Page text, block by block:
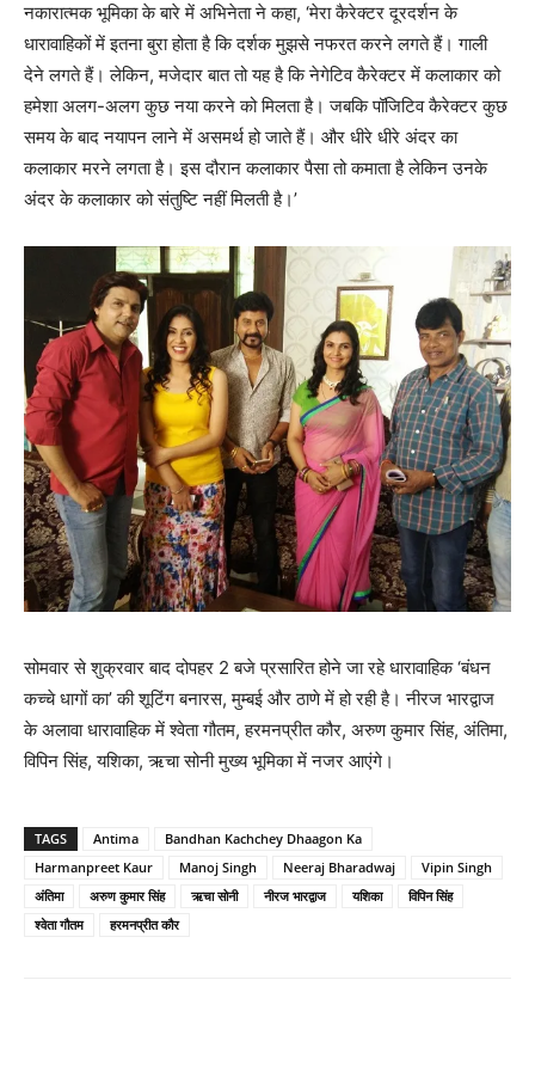
नकारात्‍मक भूमिका के बारे में अभिनेता ने कहा, ‘मेरा कैरेक्टर दूरदर्शन के
धारावाहिकों में इतना बुरा होता है कि दर्शक मुझसे नफरत करने लगते हैं। गाली
देने लगते हैं। लेकिन, मजेदार बात तो यह है कि नेगेटिव कैरेक्टर में कलाकार को
हमेशा अलग-अलग कुछ नया करने को मिलता है। जबकि पॉजिटिव कैरेक्‍टर कुछ
समय के बाद नयापन लाने में असमर्थ हो जाते हैं। और धीरे धीरे अंदर का
कलाकार मरने लगता है। इस दौरान कलाकार पैसा तो कमाता है लेकिन उनके
अंदर के कलाकार को संतुष्टि नहीं मिलती है।’
सोमवार से शुक्रवार बाद दोपहर 2 बजे प्रसारित होने जा रहे धारावाहिक ‘बंधन
कच्चे धागों का’ की शूटिंग बनारस, मुम्बई और ठाणे में हो रही है। नीरज भारद्वाज
के अलावा धारावाहिक में श्वेता गौतम, हरमनप्रीत कौर, अरुण कुमार सिंह, अंतिमा,
विपिन सिंह, यशिका, ऋचा सोनी मुख्‍य भूमिका में नजर आएंगे।
TAGS Antima
Bandhan Kachchey Dhaagon Ka
Harmanpreet Kaur
Manoj Singh Neeraj Bharadwaj
Vipin Singh
अंतिमा
अरुण कुमार सिंह ऋचा सोनी नीरज भारद्वाज यशिका
विपिन सिंह
श्वेता गौतम
हरमनप्रीत कौर